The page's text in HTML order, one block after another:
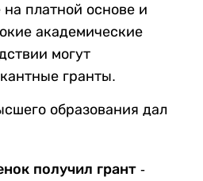
платной основе и
академические
могут
гранты.
образования дал
получил грант -